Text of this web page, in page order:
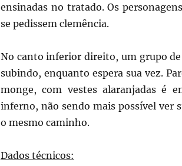
ensinadas no tratado. Os
se pedissem clemência.
No canto inferior direito, um grupo
subindo, enquanto espera sua vez.
monge, com vestes alaranjadas é
inferno, não sendo mais possível ver
o mesmo caminho.
Dados técnicos: